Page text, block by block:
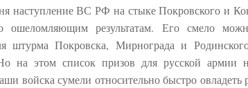
наступление ВС РФ на стыке Покровского и
ошеломляющим результатам. Его смело
штурма Покровска, Мирнограда и
на этом список призов для русской армии
войска сумели относительно быстро